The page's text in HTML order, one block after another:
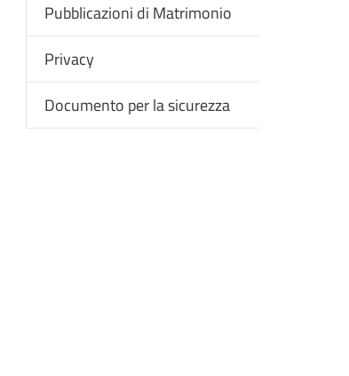
Pubblicazioni di Matrimonio
Privacy
Documento per la sicurezza